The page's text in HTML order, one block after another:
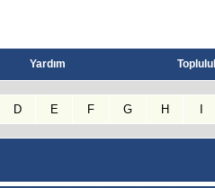
Yardım
D E F G H I